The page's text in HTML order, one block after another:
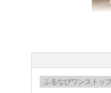
ふるなびワンストッ